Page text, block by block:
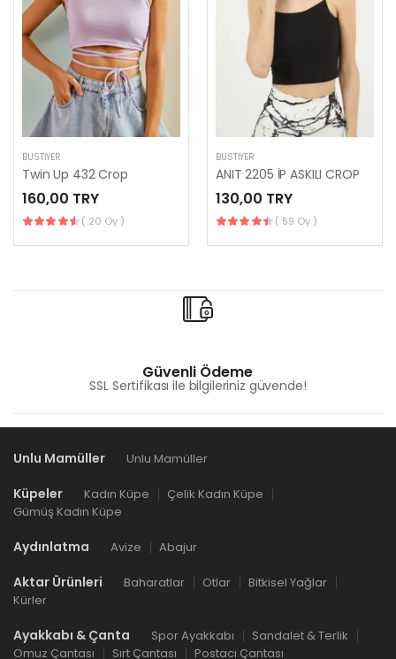
BUSTIYER
Twin Up 432 Crop
160,00 TRY
( 20 Oy )
BUSTIYER
ANIT 2205 İP ASKILI CROP
130,00 TRY
( 59 Oy )
Güvenli Ödeme
SSL Sertifikası ile bilgileriniz güvende!
Unlu Mamüller Unlu Mamüller
Küpeler Kadın Küpe
Çelik Kadın Küpe
Gümüş Kadın Küpe
Aydınlatma Avize Abajur
Aktar Ürünleri Baharatlar Otlar
Bitkisel Yağlar
Kürler
Ayakkabı & Çanta Spor Ayakkabı
Sandalet & Terlik
Omuz Çantası
Sırt Çantası Postacı Çantası